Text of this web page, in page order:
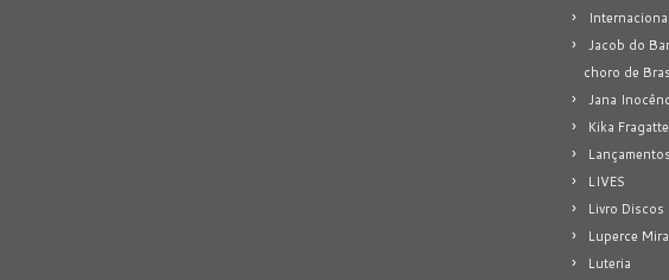
Internacional
Jacob do
choro de
Jana
Kika Fragatte
Lançamentos
LIVES
Livro
Luperce
Luteria